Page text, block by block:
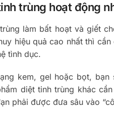
trùng hoạt động
làm bất hoạt và giết
hiệu quả cao nhất thì
tình dục.
kem, gel hoặc bọt, bạn
diệt tinh trùng khác
phải được đưa sâu vào